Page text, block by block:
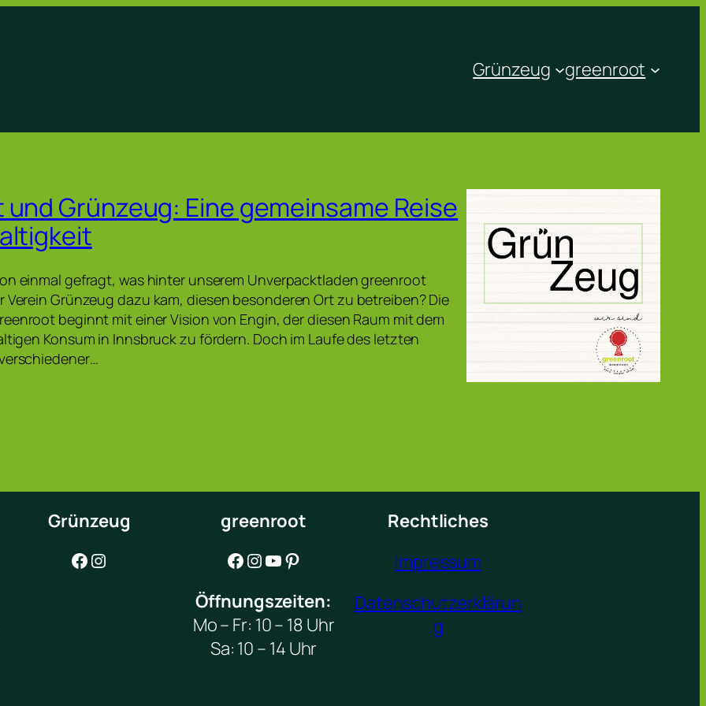
Grünzeug greenroot
Grünzeug: Eine gemeinsame Reise
einmal gefragt, was hinter unserem Unverpacktladen greenroot
Verein Grünzeug dazu kam, diesen besonderen Ort zu betreiben? Die
beginnt mit einer Vision von Engin, der diesen Raum mit dem
Konsum in Innsbruck zu fördern. Doch im Laufe des letzten
Grünzeug
Facebook Instagram
greenroot
Facebook Instagram YouTube Pinterest
Öffnungszeiten:
Mo – Fr: 10 – 18 Uhr
Sa: 10 – 14 Uhr
Rechtliches
Impressum
Datenschutzerklärun
g